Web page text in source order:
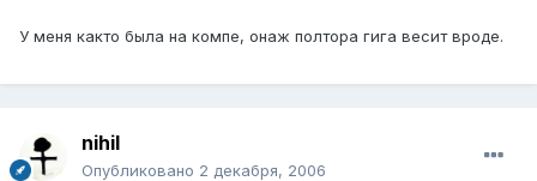
У меня както была на компе, онаж полтора гига весит вроде.
nihil
Опубликовано 2 декабря, 2006